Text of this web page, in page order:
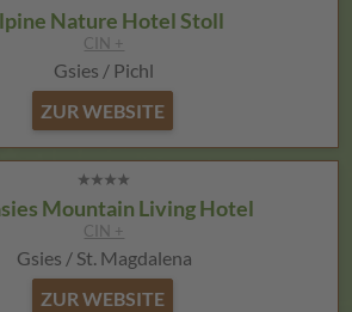
Nature Hotel Stoll
CIN +
Gsies / Pichl
ZUR WEBSITE
Mountain Living Hotel
CIN +
Gsies / St. Magdalena
ZUR WEBSITE